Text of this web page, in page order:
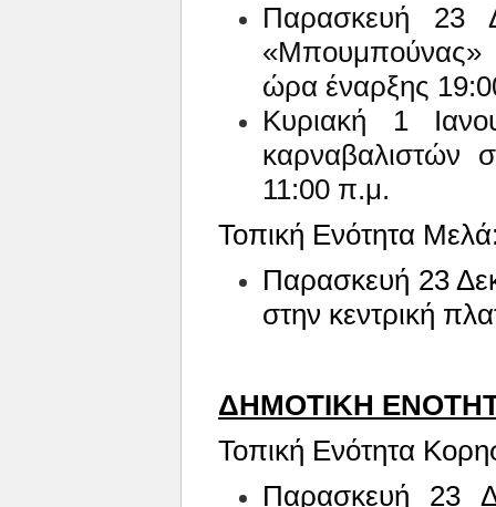
Παρασκευή 23
«Μπουμπούνας»
ώρα έναρξης
Κυριακή 1
καρναβαλιστών
11:00 π.μ.
Τοπική Ενότητα
Παρασκευή 23
στην κεντρική
ΔΗΜΟΤΙΚΗ
Τοπική Ενότητα
Παρασκευή 23